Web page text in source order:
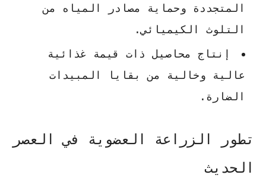
المتجددة وحماية مصادر المياه من
التلوث الكيميائي.
إنتاج محاصيل ذات قيمة غذائية
عالية وخالية من بقايا المبيدات
الضارة.
تطور الزراعة العضوية في العصر
الحديث